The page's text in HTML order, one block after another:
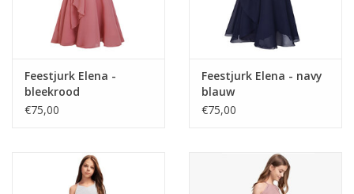
Feestjurk Elena -
bleekrood
€75,00
Feestjurk Elena - navy
blauw
€75,00